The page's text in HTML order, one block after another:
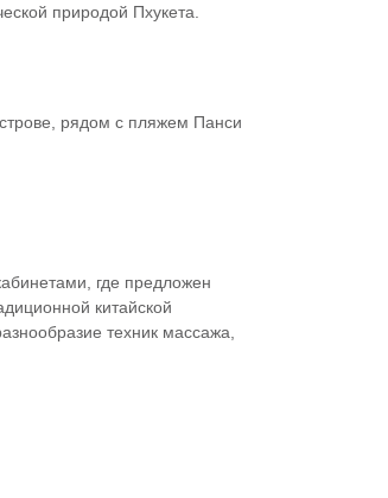
природой Пхукета.
рядом с пляжем Панси
где предложен
китайской
техник массажа,